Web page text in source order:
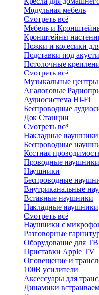
Модульная мебель
Смотреть всё
Мебель и
Кронштейны
Ножки и колесики
Подставки под
Потолочные
Смотреть всё
Музыкальные центры
Аналоговые
Аудиосистема Hi-Fi
Беспроводные
Док Станции
Смотреть всё
Накладные наушники
Беспроводные
Костная
Проводные наушники
Наушники
Беспроводные
Внутриканальные
Вставные наушники
Накладные наушники
Смотреть всё
Наушники с
Разговорные
Оборудование для ТВ
Приставки Apple TV
Оповещение и
100В усилители
Аксессуары для
Динамики